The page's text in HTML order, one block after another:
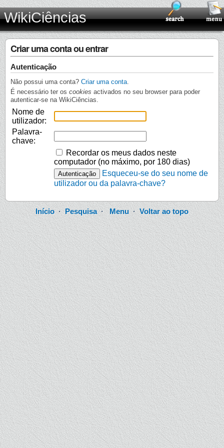
WikiCiências
Criar uma conta ou entrar
Autenticação
Não possui uma conta? Criar uma conta
É necessário ter os cookies activados no seu browser para poder
autenticar-se na WikiCiências.
Nome de
utilizador:
Palavra-
chave:
Recordar os meus dados neste
computador (no máximo, por 180 dias)
Esqueceu-se do seu nome de
utilizador ou da palavra-chave?
Início· Pesquisa·Menu ·Voltar ao topo